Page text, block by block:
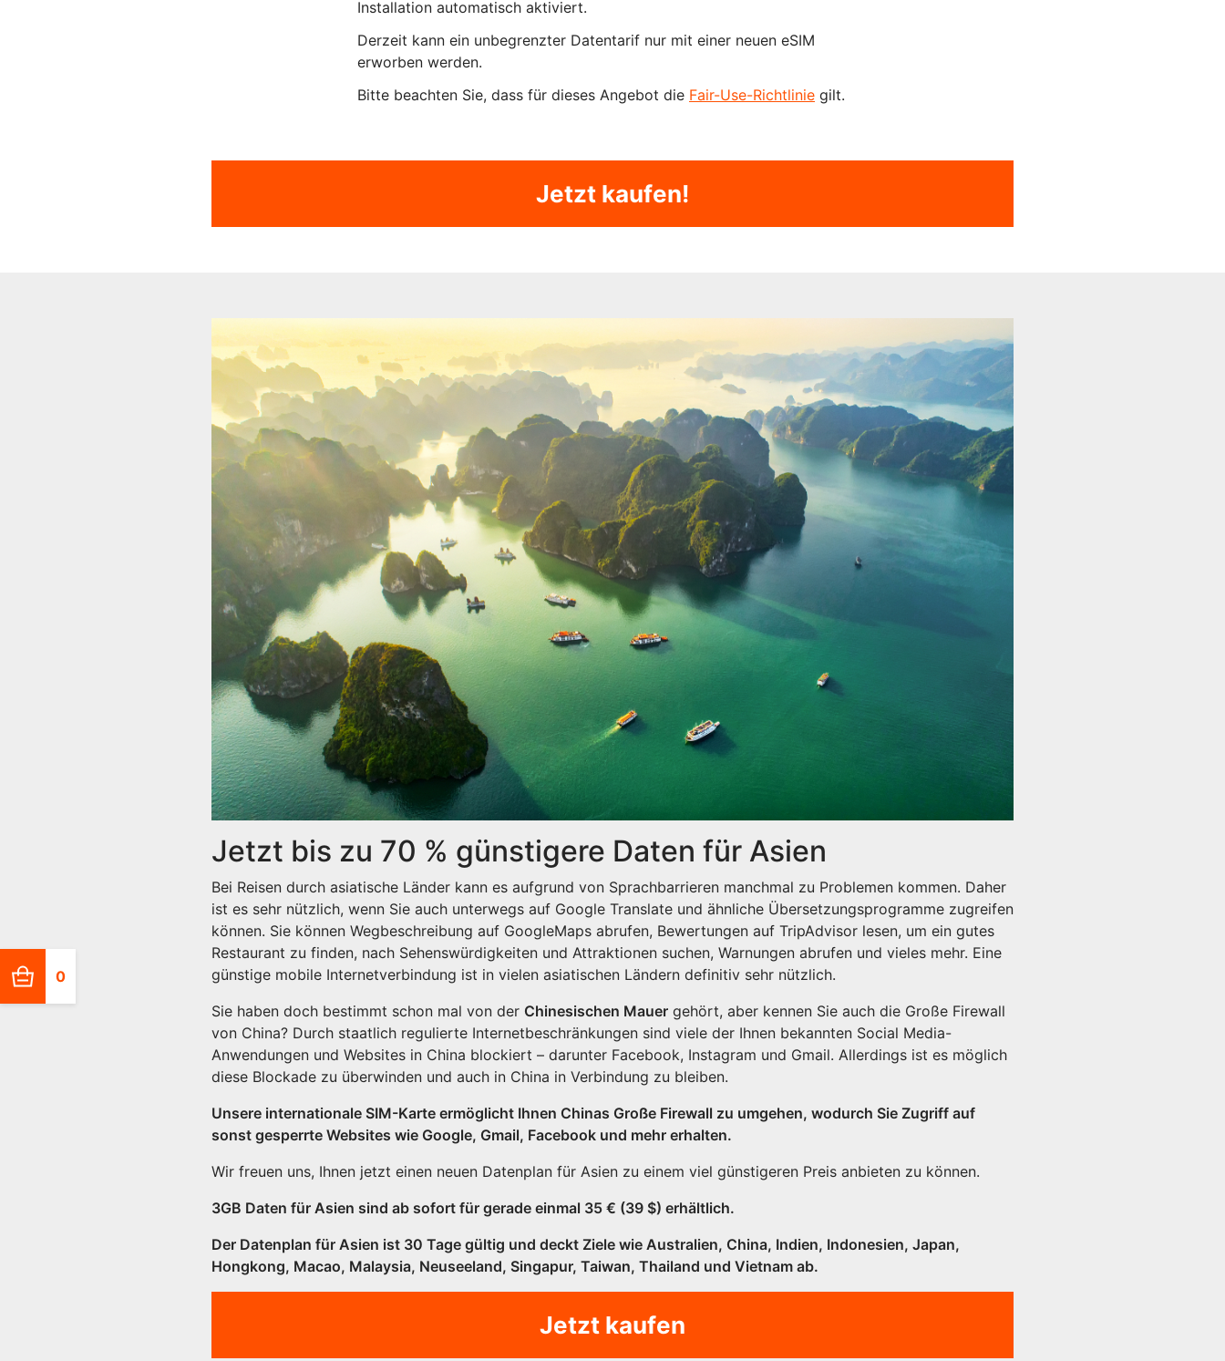
0
Installation automatisch aktiviert.
Derzeit kann ein unbegrenzter Datentarif nur mit einer neuen eSIM
erworben werden.
Bitte beachten Sie, dass für dieses Angebot die Fair-Use-Richtlinie gilt.
Jetzt kaufen!
Jetzt bis zu 70 % günstigere Daten für Asien
Bei Reisen durch asiatische Länder kann es aufgrund von Sprachbarrieren manchmal zu Problemen kommen. Daher
ist es sehr nützlich, wenn Sie auch unterwegs auf Google Translate und ähnliche Übersetzungsprogramme zugreifen
können. Sie können Wegbeschreibung auf GoogleMaps abrufen, Bewertungen auf TripAdvisor lesen, um ein gutes
Restaurant zu finden, nach Sehenswürdigkeiten und Attraktionen suchen, Warnungen abrufen und vieles mehr. Eine
günstige mobile Internetverbindung ist in vielen asiatischen Ländern definitiv sehr nützlich.
Sie haben doch bestimmt schon mal von der Chinesischen Mauer gehört, aber kennen Sie auch die Große Firewall
von China? Durch staatlich regulierte Internetbeschränkungen sind viele der Ihnen bekannten Social Media-
Anwendungen und Websites in China blockiert – darunter Facebook, Instagram und Gmail. Allerdings ist es möglich
diese Blockade zu überwinden und auch in China in Verbindung zu bleiben.
Unsere internationale SIM-Karte ermöglicht Ihnen Chinas Große Firewall zu umgehen, wodurch Sie Zugriff auf
sonst gesperrte Websites wie Google, Gmail, Facebook und mehr erhalten.
Wir freuen uns, Ihnen jetzt einen neuen Datenplan für Asien zu einem viel günstigeren Preis anbieten zu können.
3GB Daten für Asien sind ab sofort für gerade einmal 35 € (39 $) erhältlich.
Der Datenplan für Asien ist 30 Tage gültig und deckt Ziele wie Australien, China, Indien, Indonesien, Japan,
Hongkong, Macao, Malaysia, Neuseeland, Singapur, Taiwan, Thailand und Vietnam ab.
Jetzt kaufen